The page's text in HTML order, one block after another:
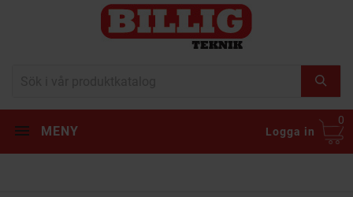
MENY Logga in
0